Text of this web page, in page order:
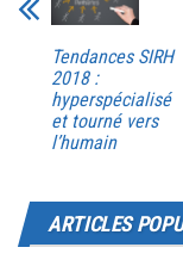
Tendances SIRH
2018 :
hyperspécialisé
et tourné vers
l’humain
ARTICLES